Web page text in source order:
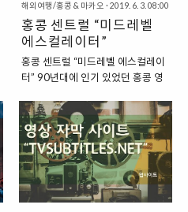
원” 영화판의 “레디 플레이어 원”은
영화의 거장, 스티븐 스필버그가 참
여하면서 대작으로 거듭났는데요.
영화로서의 완성도는 좋았지만, 다
소 아쉬운 부분이 없지 않았습니다.
이라는 압박에 의해서, 중간중간 곁
가지가 되는 내용을 과감히 잘라버
리면서 스토리 전개에서는 다소 아
쉬운 부분을 남겼던 것이지요. 영화
레디 플레이어 원 : https..
해외여행/홍콩 & 마카오 · 2019. 6. 3. 08:00
홍콩 센트럴 “미드레벨
에스컬레이터”
홍콩 센트럴 “미드레벨 에스컬레이
터” 90년대에 인기 있었던 홍콩 영
올리면 자연스럽게 함께 떠오르는
장소가 있습니다. 바로 홍콩 센트럴
에 있는 미드레벨 에스컬레이터이
지요. “홍콩에 있는 미드레벨 에스
컬레이터” 홍콩은 산이 많은 곳인지
라, 자연스럽게 경사진 언덕길을 많
이 찾아볼 수 있습니다. 그래서 이렇